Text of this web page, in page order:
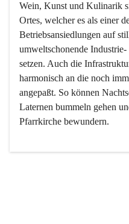
Wein, Kunst und Kulinarik
Ortes, welcher es als einer
Betriebsansiedlungen auf
umweltschonende
setzen. Auch die
harmonisch an die noch
angepaßt. So können
Laternen bummeln gehen
Pfarrkirche bewundern.
Der Weinbau dominert